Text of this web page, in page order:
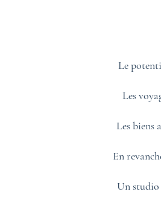
Le
Les
Les biens
En
Un studio